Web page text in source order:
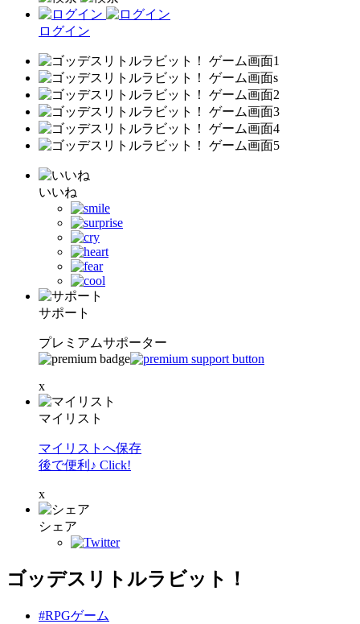
ログイン
いいね
サポート
プレミアムサポーター
x
マイリスト
マイリストへ保存
後で便利♪ Click!
x
シェア
ゴッデスリトルラビット！
#RPGゲーム